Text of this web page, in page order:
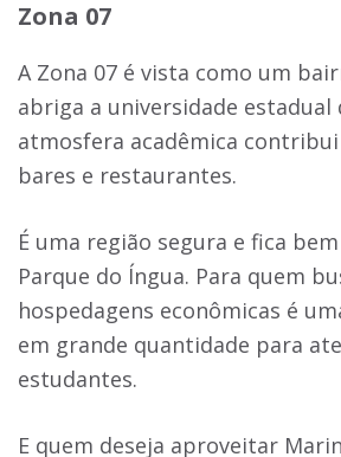
Zona 07
A Zona 07 é vista como um
abriga a universidade estadual
atmosfera acadêmica
bares e restaurantes.
É uma região segura e fica
Parque do Íngua. Para quem
hospedagens econômicas é
em grande quantidade para
estudantes.
E quem deseja aproveitar